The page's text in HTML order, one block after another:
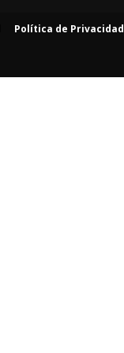
Política de Privacidad